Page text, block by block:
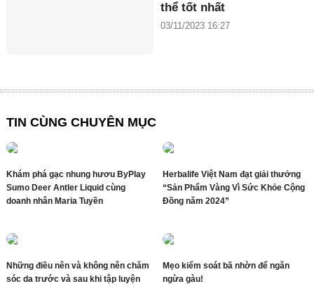
thể tốt nhất
03/11/2023 16:27
TIN CÙNG CHUYÊN MỤC
Khám phá gạc nhung hươu ByPlay
Sumo Deer Antler Liquid cùng
doanh nhân Maria Tuyền
Herbalife Việt Nam đạt giải thưởng
“Sản Phẩm Vàng Vì Sức Khỏe Cộng
Đồng năm 2024”
Những điều nên và không nên chăm
sóc da trước và sau khi tập luyện
Mẹo kiểm soát bã nhờn để ngăn
ngừa gàu!